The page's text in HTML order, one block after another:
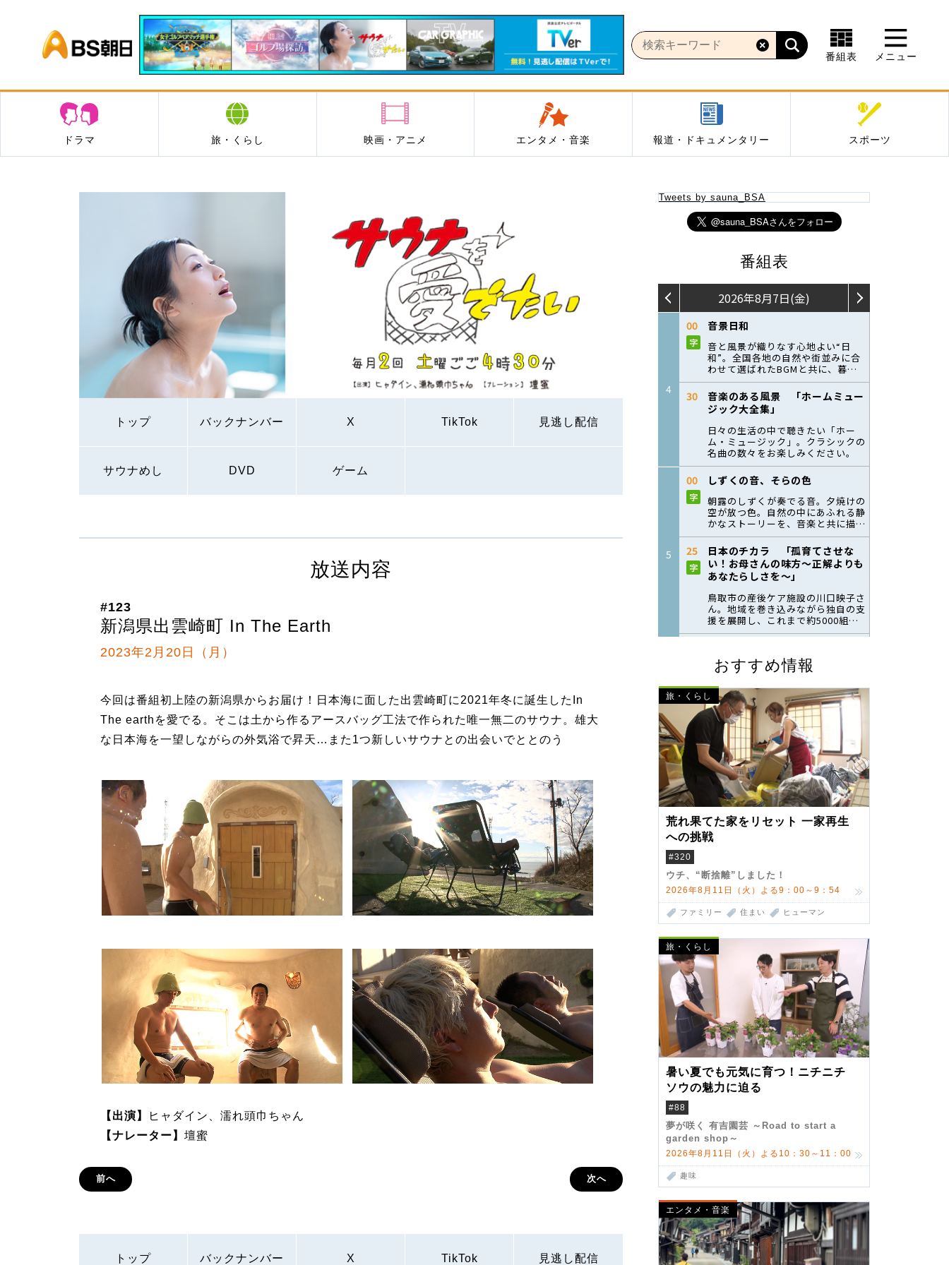
BS朝日
番組表 メニュー
ドラマ 旅・くらし 映画・アニメ エンタメ・音楽 報道・ドキュメンタリー スポーツ
トップ バックナンバー X TikTok 見逃し配信
サウナめし DVD ゲーム
Tweets by sauna_BSA
番組表
おすすめ情報
旅・くらし
荒れ果てた家をリセット 一家再生
への挑戦
#320
ウチ、“断捨離”しました！
2026年8月11日（火）よる9：00～9：54
ファミリー 住まい ヒューマン
旅・くらし
暑い夏でも元気に育つ！ニチニチ
ソウの魅力に迫る
#88
夢が咲く 有吉園芸 ～Road to start a
garden shop～
2026年8月11日（火）よる10：30～11：00
趣味
エンタメ・音楽
放送内容
#123
新潟県出雲崎町 In The Earth
2023年2月20日（月）
今回は番組初上陸の新潟県からお届け！日本海に面した出雲崎町に2021年冬に誕生したIn
The earthを愛でる。そこは土から作るアースバッグ工法で作られた唯一無二のサウナ。雄大
な日本海を一望しながらの外気浴で昇天…また1つ新しいサウナとの出会いでととのう
【出演】
ヒャダイン、濡れ頭巾ちゃん
【ナレーター】 壇蜜
前へ 次へ
トップ バックナンバー X TikTok 見逃し配信